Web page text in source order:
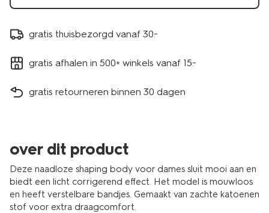
gratis thuisbezorgd vanaf 30.-
gratis afhalen in 500+ winkels vanaf 15.-
gratis retourneren binnen 30 dagen
over dit product
Deze naadloze shaping body voor dames sluit mooi aan en
biedt een licht corrigerend effect. Het model is mouwloos
en heeft verstelbare bandjes. Gemaakt van zachte katoenen
stof voor extra draagcomfort.